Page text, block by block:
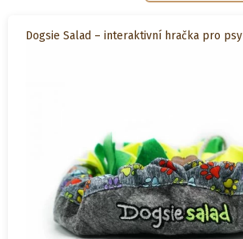
Dogsie Salad – interaktivní hračka pro psy